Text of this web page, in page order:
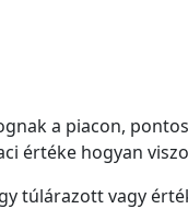
a piacon,
értéke hogyan
túlárazott vagy